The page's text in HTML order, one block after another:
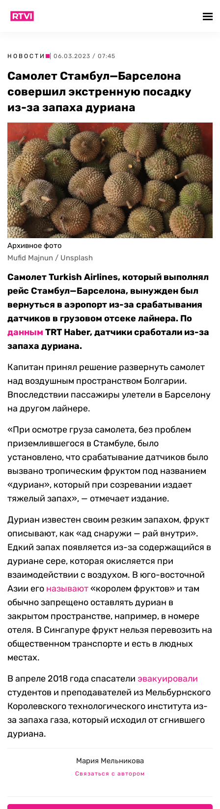
НОВОСТИ | 06.03.2023 / 07:45
Самолет Стамбул—Барселона
совершил экстренную посадку
из-за запаха дуриана
Архивное фото
Mufid Majnun / Unsplash
Самолет Turkish Airlines, который выполнял
рейс Стамбул—Барселона, вынужден был
вернуться в аэропорт из-за срабатывания
датчиков в грузовом отсеке лайнера. По
данным TRT Haber, датчики сработали из-за
запаха дуриана.
Капитан принял решение развернуть самолет
над воздушным пространством Болгарии.
Впоследствии пассажиры улетели в Барселону
на другом лайнере.
«При осмотре груза самолета, без проблем
приземлившегося в Стамбуле, было
установлено, что срабатывание датчиков было
вызвано тропическим фруктом под названием
«дуриан», который при созревании издает
тяжелый запах», — отмечает издание.
Дуриан известен своим резким запахом, фрукт
описывают, как «ад снаружи — рай внутри».
Едкий запах появляется из-за содержащийся в
дуриане сере, которая окисляется при
взаимодействии с воздухом. В юго-восточной
Азии его называют«королем фруктов» и там
обычно запрещено оставлять дуриан в
закрытом пространстве, например, в номере
отеля. В Сингапуре фрукт нельзя перевозить на
общественном транспорте и есть в людных
местах.
В апреле 2018 года спасатели эвакуировали
студентов и преподавателей из Мельбурнского
Королевского технологического института из-
за запаха газа, который исходил от сгнившего
дуриана.
Мария Мельникова
Связаться с автором